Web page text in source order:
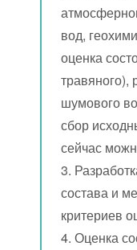
вод,
оценка
травяного),
шумового
сбор
сейчас
3.
состава и
критериев
4. Оценка